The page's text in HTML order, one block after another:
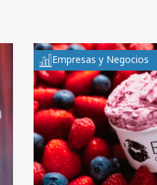
Empresas y Negocios